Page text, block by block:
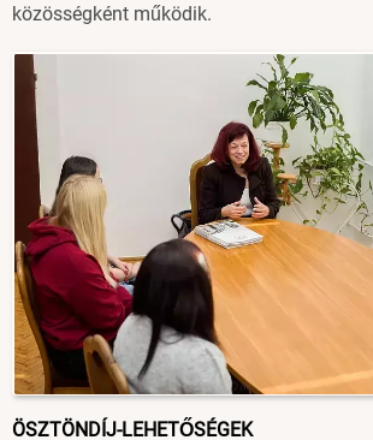
közösségként működik.
Image
ÖSZTÖNDÍJ-LEHETŐSÉGEK